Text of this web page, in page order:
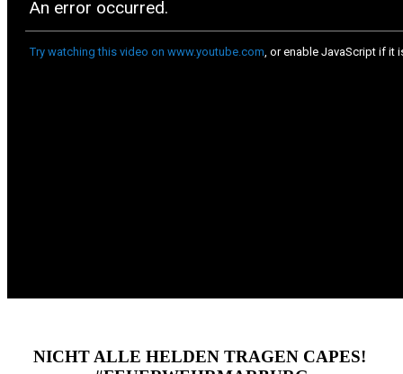
NICHT ALLE HELDEN TRAGEN CAPES!